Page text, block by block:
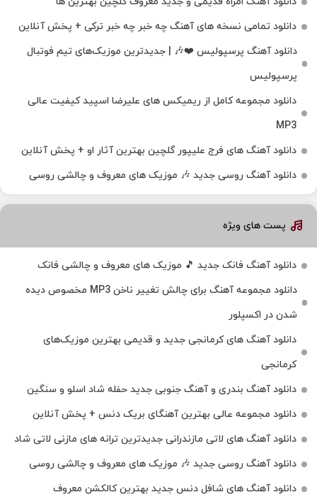
دانلود تمامی نسخه های آهنگ چه خبر چه خبر ترکی + پخش آنلاین
دانلود آهنگ پرسپولیس ❤️🎶 | جدیدترین موزیک‌های تیم فوتبال
پرسپولیس
دانلود مجموعه کامل از ریمیکس های علیرضا اسپید کیفیت عالی
MP3
دانلود آهنگ های فرج علیپور گلچین بهترین آثار او + پخش آنلاین
دانلود آهنگ روسی جدید 🎶 موزیک‌ های معروف و چالشی روسی
پست های ویژه
دانلود آهنگ فانک جدید 🎵 موزیک‌ های معروف و چالشی فانک
دانلود مجموعه آهنگ برای چالش تغییر ناخن MP3 مخصوص دیده
شدن در اکسپلور
دانلود آهنگ‌ های کرمانجی جدید و قدیمی بهترین موزیک‌های
کرمانجی
دانلود آهنگ بندری و آهنگ جنوبی جدید حفله شاد اسلو و سنگین
دانلود مجموعه عالی بهترین آهنگای بریک دنس + پخش آنلاین
دانلود آهنگ‌ های لاتی مازندرانی جدیدترین ترانه های مازنی لاتی شاد
دانلود آهنگ روسی جدید 🎶 موزیک‌ های معروف و چالشی روسی
دانلود آهنگ های شافل دنس جدید بهترین کالکشن معروف